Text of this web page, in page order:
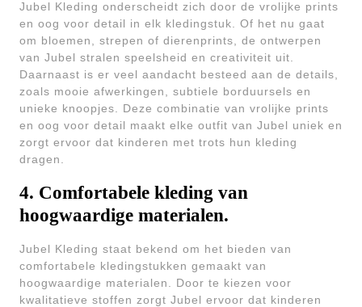
Jubel Kleding onderscheidt zich door de vrolijke prints
en oog voor detail in elk kledingstuk. Of het nu gaat
om bloemen, strepen of dierenprints, de ontwerpen
van Jubel stralen speelsheid en creativiteit uit.
Daarnaast is er veel aandacht besteed aan de details,
zoals mooie afwerkingen, subtiele borduursels en
unieke knoopjes. Deze combinatie van vrolijke prints
en oog voor detail maakt elke outfit van Jubel uniek en
zorgt ervoor dat kinderen met trots hun kleding
dragen.
4. Comfortabele kleding van
hoogwaardige materialen.
Jubel Kleding staat bekend om het bieden van
comfortabele kledingstukken gemaakt van
hoogwaardige materialen. Door te kiezen voor
kwalitatieve stoffen zorgt Jubel ervoor dat kinderen